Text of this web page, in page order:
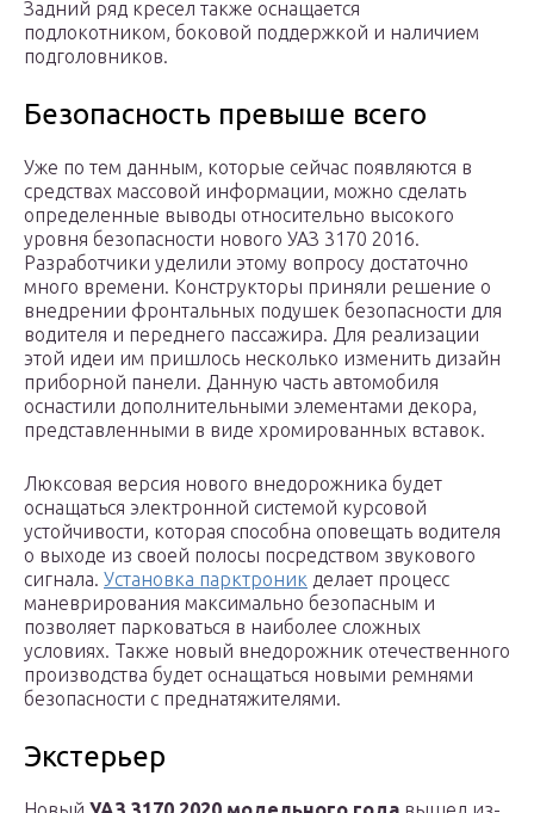
Задний ряд кресел также оснащается
подлокотником, боковой поддержкой и наличием
подголовников.
Безопасность превыше всего
Уже по тем данным, которые сейчас появляются в
средствах массовой информации, можно сделать
определенные выводы относительно высокого
уровня безопасности нового УАЗ 3170 2016.
Разработчики уделили этому вопросу достаточно
много времени. Конструкторы приняли решение о
внедрении фронтальных подушек безопасности для
водителя и переднего пассажира. Для реализации
этой идеи им пришлось несколько изменить дизайн
приборной панели. Данную часть автомобиля
оснастили дополнительными элементами декора,
представленными в виде хромированных вставок.
Люксовая версия нового внедорожника будет
оснащаться электронной системой курсовой
устойчивости, которая способна оповещать водителя
о выходе из своей полосы посредством звукового
сигнала. Установка парктроник делает процесс
маневрирования максимально безопасным и
позволяет парковаться в наиболее сложных
условиях. Также новый внедорожник отечественного
производства будет оснащаться новыми ремнями
безопасности с преднатяжителями.
Экстерьер